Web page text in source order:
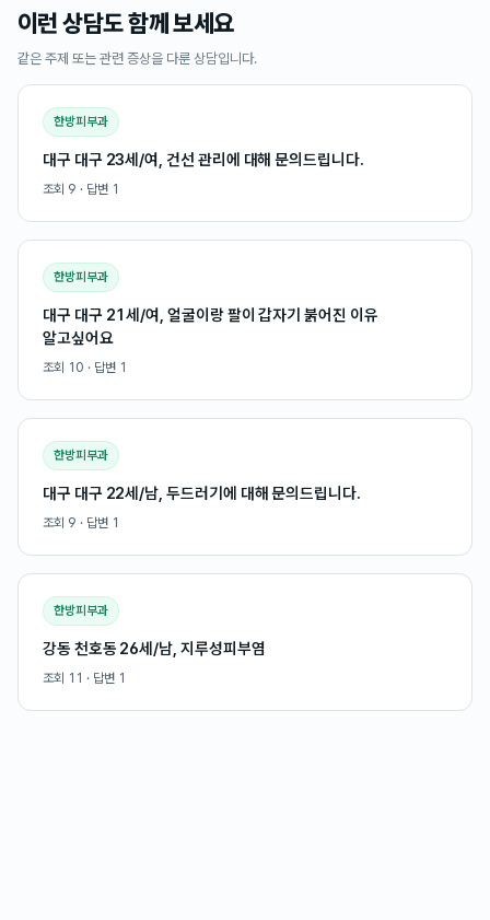
이런 상담도 함께 보세요
같은 주제 또는 관련 증상을 다룬 상담입니다.
한방피부과
대구 대구 23세/여, 건선 관리에 대해 문의드립니다.
조회 9 · 답변 1
한방피부과
대구 대구 21세/여, 얼굴이랑 팔이 갑자기 붉어진 이유
알고싶어요
조회 10 · 답변 1
한방피부과
대구 대구 22세/남, 두드러기에 대해 문의드립니다.
조회 9 · 답변 1
한방피부과
강동 천호동 26세/남, 지루성피부염
조회 11 · 답변 1